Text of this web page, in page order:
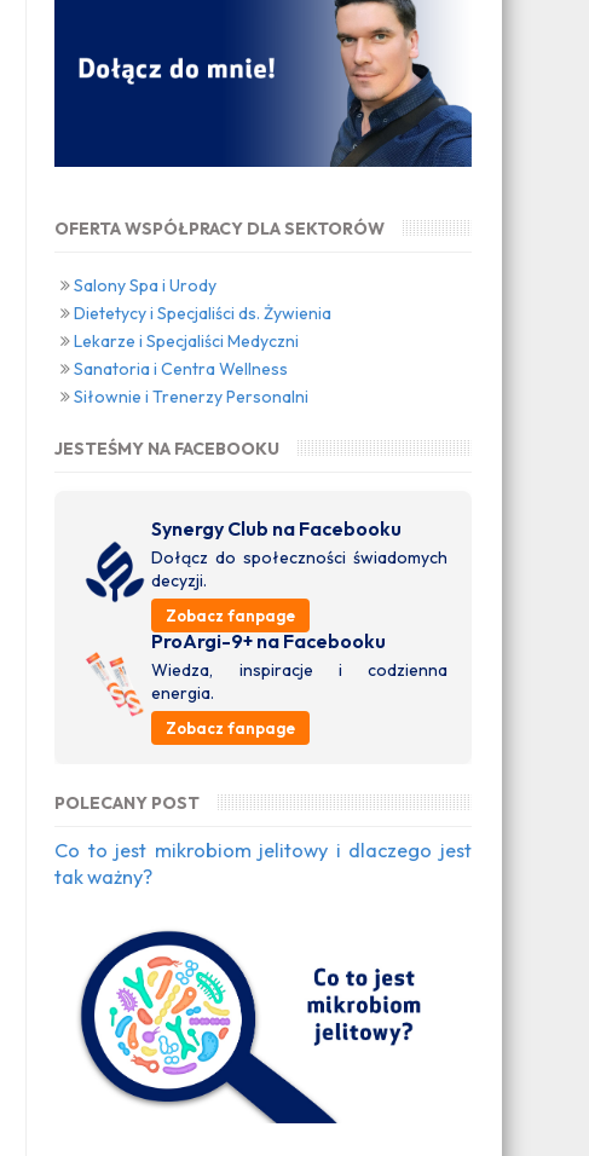
OFERTA WSPÓŁPRACY DLA SEKTORÓW
Salony Spa i Urody
Dietetycy i Specjaliści ds. Żywienia
Lekarze i Specjaliści Medyczni
Sanatoria i Centra Wellness
Siłownie i Trenerzy Personalni
JESTEŚMY NA FACEBOOKU
Synergy Club na Facebooku
Dołącz do społeczności świadomych
decyzji.
Zobacz fanpage
ProArgi-9+ na Facebooku
Wiedza, inspiracje i codzienna
energia.
Zobacz fanpage
POLECANY POST
Co to jest mikrobiom jelitowy i dlaczego jest
tak ważny?